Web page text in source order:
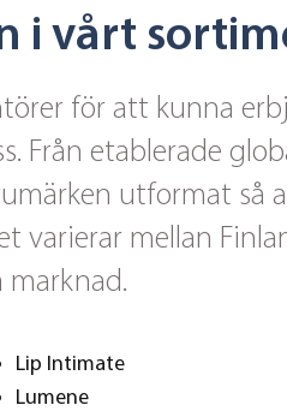
i vårt
för att kunna
Från etablerade
utformat så
varierar mellan
Lip Intimate
Lumene